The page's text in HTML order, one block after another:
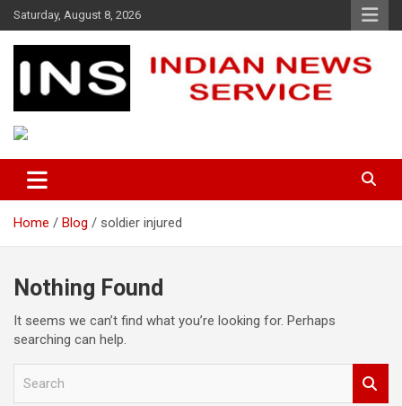
Skip
to
content
Saturday, August 8, 2026
Indian News Service
Home Blog soldier injured
Nothing Found
It seems we can’t find what you’re looking for. Perhaps
searching can help.